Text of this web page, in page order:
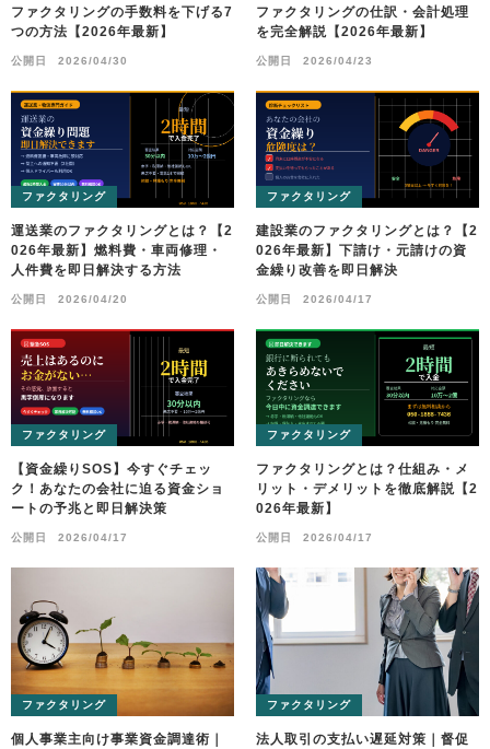
ファクタリングの手数料を下げる7
つの方法【2026年最新】
公開日 2026/04/30
ファクタリングの仕訳・会計処理
を完全解説【2026年最新】
公開日 2026/04/23
ファクタリング
運送業のファクタリングとは？【2
026年最新】燃料費・車両修理・
人件費を即日解決する方法
公開日 2026/04/20
ファクタリング
建設業のファクタリングとは？【2
026年最新】下請け・元請けの資
金繰り改善を即日解決
公開日 2026/04/17
ファクタリング
【資金繰りSOS】今すぐチェッ
ク！あなたの会社に迫る資金ショ
ートの予兆と即日解決策
公開日 2026/04/17
ファクタリング
ファクタリングとは？仕組み・メ
リット・デメリットを徹底解説【2
026年最新】
公開日 2026/04/17
ファクタリング
個人事業主向け事業資金調達術｜
ファクタリング
法人取引の支払い遅延対策｜督促